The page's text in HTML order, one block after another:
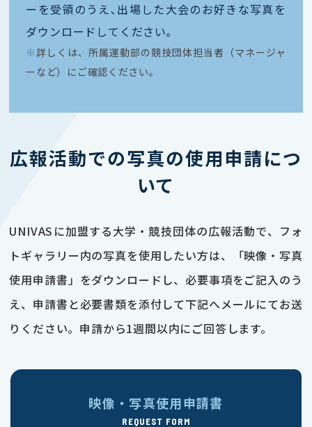
ーを受領のうえ､出場した大会のお好きな写真を
ダウンロードしてください｡
※ 詳しくは、所属運動部の競技団体担当者（マネージャ
ーなど）にご確認ください。
広報活動での写真の使用申請につ
いて
UNIVASに加盟する大学・競技団体の広報活動で、フォ
トギャラリー内の写真を使用したい方は、「映像・写真
使用申請書」をダウンロードし、必要事項をご記入のう
え、申請書と必要書類を添付して下記へメールにてお送
りください。申請から1週間以内にご回答します。
映像・写真使用申請書
REQUEST FORM